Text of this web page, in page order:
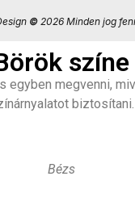
©2026 Minden jog
színe
megvenni,
biztosítani.
Bézs